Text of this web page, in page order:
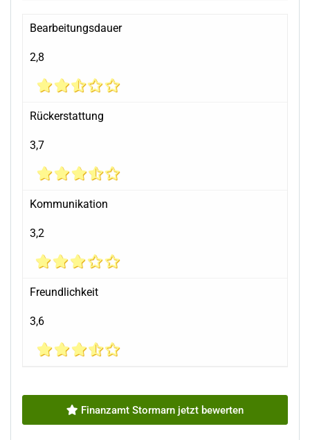
Bearbeitungsdauer
2,8
Rückerstattung
3,7
Kommunikation
3,2
Freundlichkeit
3,6
Finanzamt Stormarn jetzt bewerten